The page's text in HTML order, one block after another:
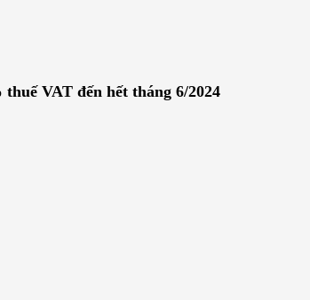
VAT đến hết tháng 6/2024